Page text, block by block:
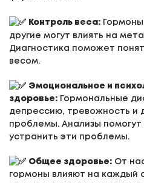
Контроль веса:
другие могут влиять на
Диагностика поможет
весом.
Эмоциональное и
здоровье: Гормональные
депрессию, тревожность и
проблемы. Анализы помогут
устранить эти проблемы.
Общее здоровье: От
гормоны влияют на каждый